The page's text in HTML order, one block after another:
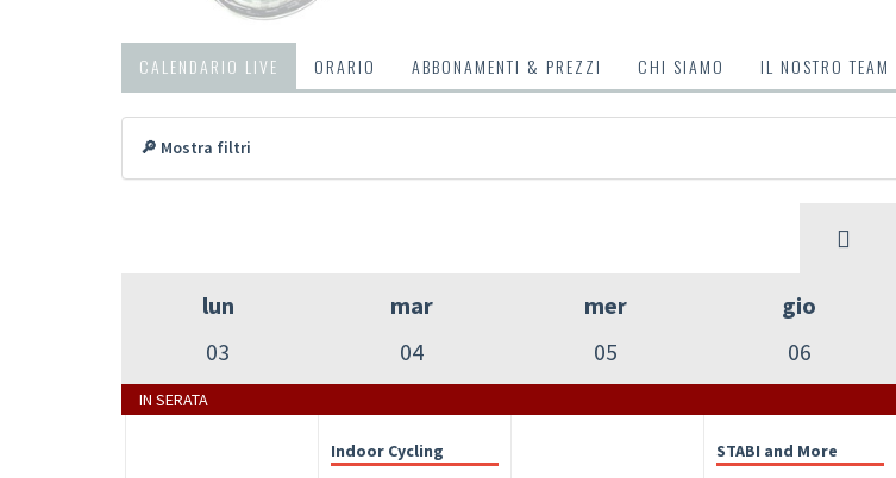
CALENDARIO LIVE ORARIO ABBONAMENTI & PREZZI CHI SIAMO IL NOSTRO TEAM
🔎 Mostra filtri
lun
03
mar
04
mer
05
gio
06
IN SERATA
Indoor Cycling
STABI and More